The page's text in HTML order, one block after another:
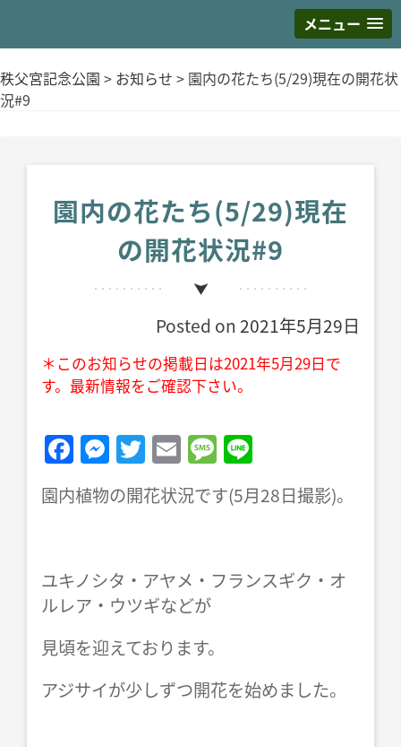
メニュー
S
k
i
秩父宮記念公園 > お知らせ > 園内の花たち(5/29)現在の開花状
況#9
園内の花たち(5/29)現在
の開花状況#9
Posted on 2021年5月29日
＊このお知らせの掲載日は2021年5月29日で
す。最新情報をご確認下さい。
F
a
c
b
o
o
k
M
e
ss
n
g
er
T
w
itt
E
m
ai
M
e
ss
g
e
n
e
園内植物の開花状況です(5月28日撮影)。
ユキノシタ・アヤメ・フランスギク・オ
ルレア・ウツギなどが
見頃を迎えております。
アジサイが少しずつ開花を始めました。